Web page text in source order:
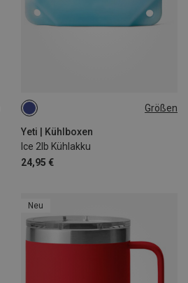
Größen
Yeti | Kühlboxen
Ice 2lb Kühlakku
24,95 €
ONE SIZE
Neu